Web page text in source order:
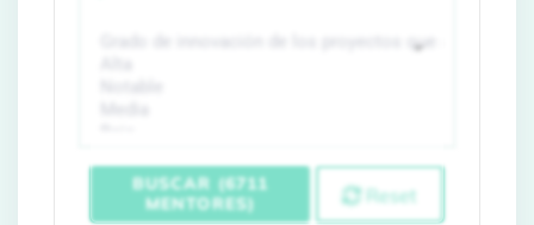
BUSCAR (6711
MENTORES)
Reset